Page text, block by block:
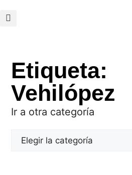
Etiqueta:
Vehilópez
Ir a otra categoría